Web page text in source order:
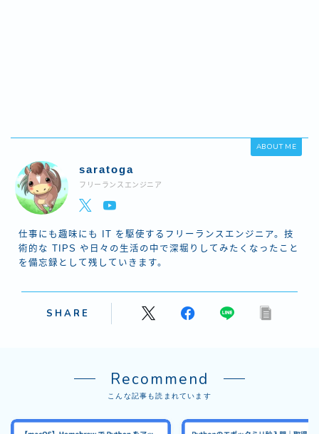
ABOUT ME
saratoga
フリーランスエンジニア
仕事にも趣味にも IT を駆使するフリーランスエンジニア。技
術的な TIPS や日々の生活の中で深堀りしてみたくなったこと
を備忘録として残していきます。
SHARE
Recommend
こんな記事も読まれています